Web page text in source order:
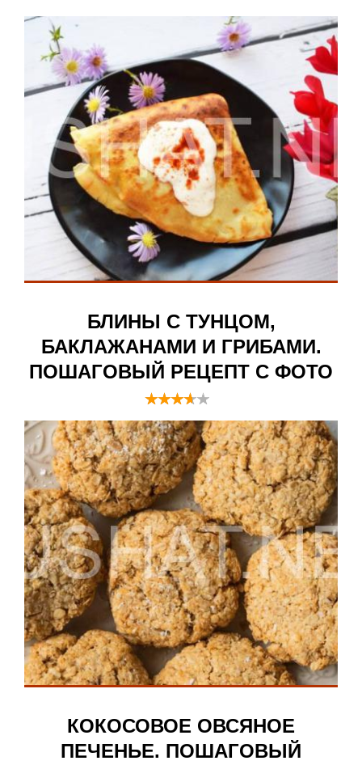
БЛИНЫ С ТУНЦОМ,
БАКЛАЖАНАМИ И ГРИБАМИ.
ПОШАГОВЫЙ РЕЦЕПТ С ФОТО
КОКОСОВОЕ ОВСЯНОЕ
ПЕЧЕНЬЕ. ПОШАГОВЫЙ